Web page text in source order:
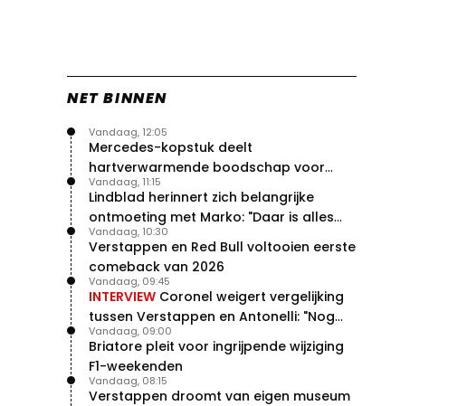
NET BINNEN
Mercedes-kopstuk deelt
hartverwarmende boodschap voor
overstap naar Red Bull
Vandaag, 12:05
Lindblad herinnert zich belangrijke
ontmoeting met Marko: "Daar is alles
echt begonnen"
Vandaag, 11:15
Verstappen en Red Bull voltooien eerste
comeback van 2026
Vandaag, 10:30
INTERVIEW Coronel weigert vergelijking
tussen Verstappen en Antonelli: "Nog
niet dat niveau"
Vandaag, 09:45
Briatore pleit voor ingrijpende wijziging
F1-weekenden
Vandaag, 09:00
Verstappen droomt van eigen museum
Vandaag, 08:15